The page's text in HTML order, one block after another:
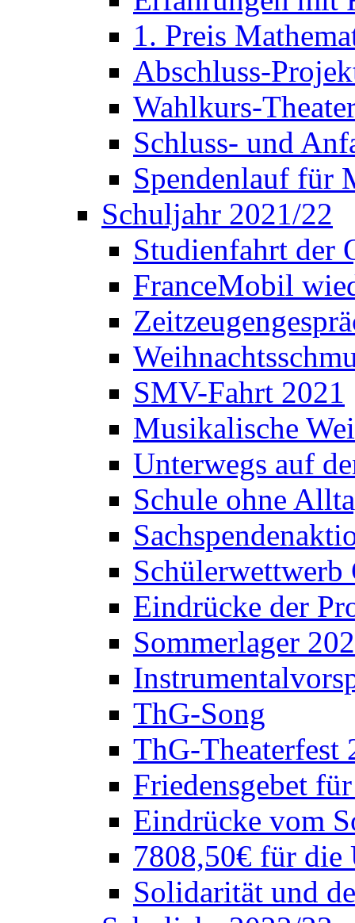
1. Preis
Abschluss-
Wahlkurs-
Schluss- und
Spendenlauf für
Schuljahr 2021/22
Studienfahrt der
FranceMobil
SMV-Fahrt 2021
Musikalische
Unterwegs auf
Schule ohne
Schülerwettwerb
Eindrücke der
Sommerlager
ThG-Song
ThG-Theaterfest
Friedensgebet
Eindrücke vom
7808,50€ für die
Solidarität und